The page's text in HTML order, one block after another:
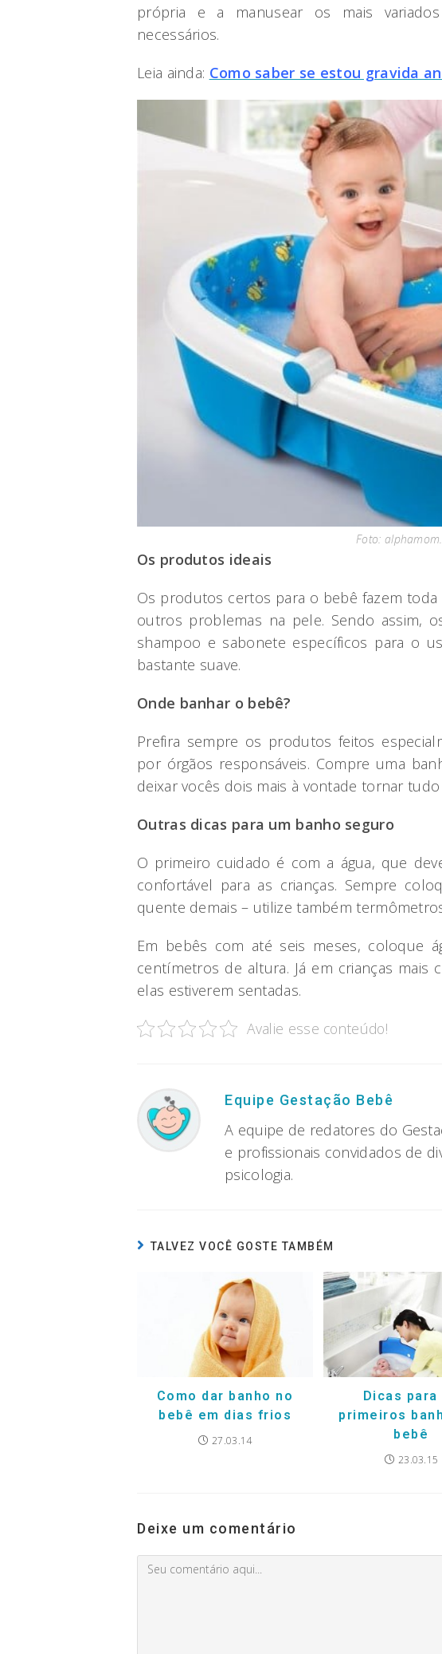
própria e a manusear os mais
necessários.
Leia ainda: Como saber se estou gravida
Foto:
Os produtos ideais
Os produtos certos para o bebê fazem toda
outros problemas na pele. Sendo assim,
shampoo e sabonete específicos para o
bastante suave.
Onde banhar o bebê?
Prefira sempre os produtos feitos
por órgãos responsáveis. Compre uma
deixar vocês dois mais à vontade tornar
Outras dicas para um banho seguro
O primeiro cuidado é com a água, que
confortável para as crianças. Sempre
quente demais – utilize também
Em bebês com até seis meses, coloque
centímetros de altura. Já em crianças mais
elas estiverem sentadas.
Avalie esse conteúdo!
Equipe Gestação Bebê
A equipe de redatores do
e profissionais convidados de
psicologia.
TALVEZ VOCÊ GOSTE TAMBÉM
Como dar banho no
bebê em dias frios
27.03.14
Dicas para
primeiros
bebê
23.03.15
Deixe um comentário
Comment